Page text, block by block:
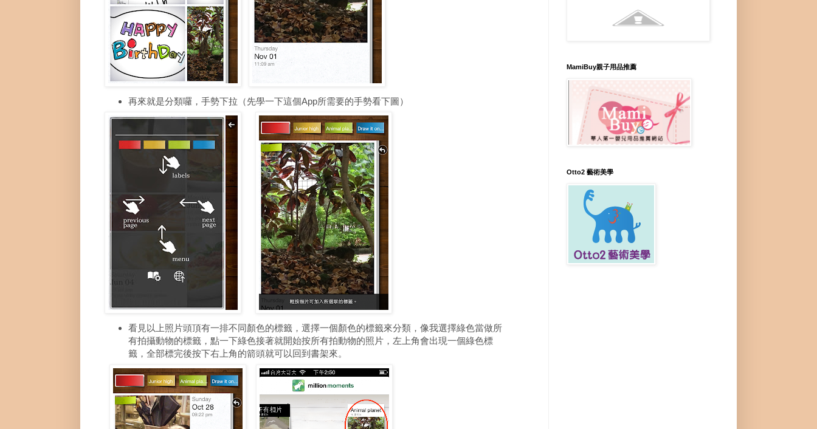
再來就是分類囉，手勢下拉（先學一下這個App所需要的手勢看下圖）
看見以上照片頭頂有一排不同顏色的標籤，選擇一個顏色的標籤來分類，像我選擇綠色當做所
有拍攝動物的標籤，點一下綠色接著就開始按所有拍動物的照片，左上角會出現一個綠色標
籤，全部標完後按下右上角的箭頭就可以回到書架來。
MamiBuy親子用品推薦
Otto2 藝術美學